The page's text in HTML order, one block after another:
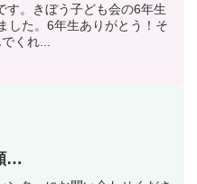
す。きぼう子ども会の6年生
した。6年生ありがとう！そ
くれ...